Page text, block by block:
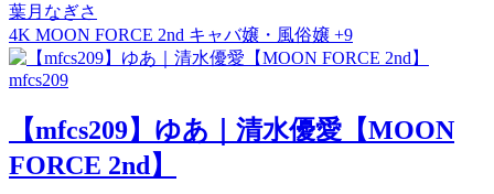
葉月なぎさ
4K MOON FORCE 2nd キャバ嬢・風俗嬢 +9
mfcs209
【mfcs209】ゆあ｜清水優愛【MOON
FORCE 2nd】